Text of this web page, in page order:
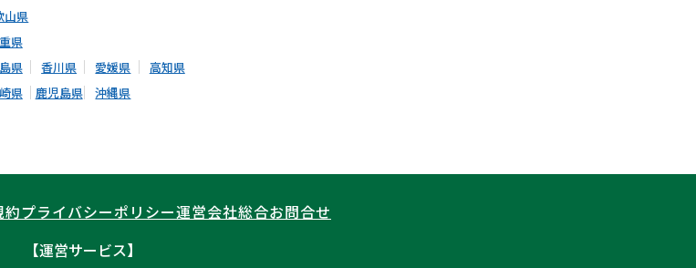
山県
県
県 香川県 愛媛県
高知県
県 鹿児島県 沖縄県
約プライバシーポリシー運営会社総合お問合せ
【運営サービス】